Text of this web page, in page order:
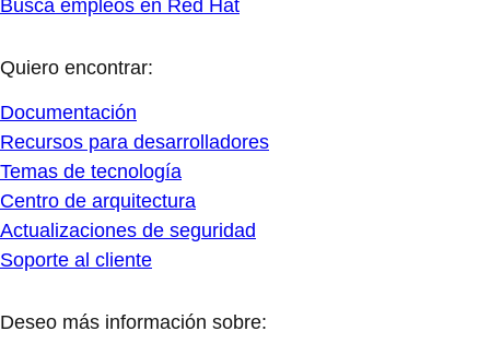
Busca empleos en Red Hat
Quiero encontrar:
Documentación
Recursos para desarrolladores
Temas de tecnología
Centro de arquitectura
Actualizaciones de seguridad
Soporte al cliente
Deseo más información sobre: